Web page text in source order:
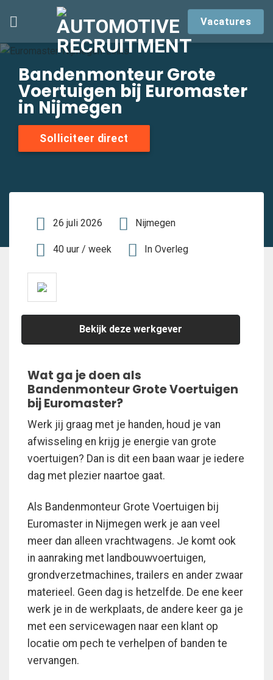
Vacatures
Bandenmonteur Grote
Voertuigen bij Euromaster
in Nijmegen
Solliciteer direct
26 juli 2026 Nijmegen
40 uur / week In Overleg
Bekijk deze werkgever
Wat ga je doen als
Bandenmonteur Grote Voertuigen
bij Euromaster?
Werk jij graag met je handen, houd je van
afwisseling en krijg je energie van grote
voertuigen? Dan is dit een baan waar je iedere
dag met plezier naartoe gaat.
Als Bandenmonteur Grote Voertuigen bij
Euromaster in Nijmegen werk je aan veel
meer dan alleen vrachtwagens. Je komt ook
in aanraking met landbouwvoertuigen,
grondverzetmachines, trailers en ander zwaar
materieel. Geen dag is hetzelfde. De ene keer
werk je in de werkplaats, de andere keer ga je
met een servicewagen naar een klant op
locatie om pech te verhelpen of banden te
vervangen.